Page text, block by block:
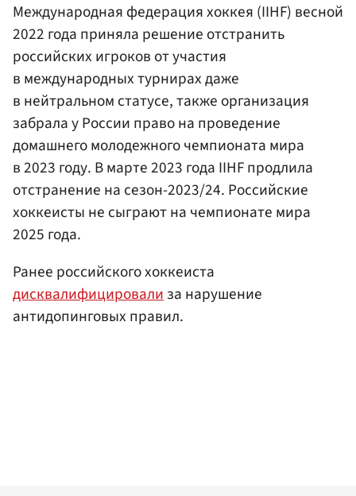
Международная федерация хоккея (IIHF) весной
2022 года приняла решение отстранить
российских игроков от участия
в международных турнирах даже
в нейтральном статусе, также организация
забрала у России право на проведение
домашнего молодежного чемпионата мира
в 2023 году. В марте 2023 года IIHF продлила
отстранение на сезон-2023/24. Российские
хоккеисты не сыграют на чемпионате мира
2025 года.
Ранее российского хоккеиста
дисквалифицировализа нарушение
антидопинговых правил.